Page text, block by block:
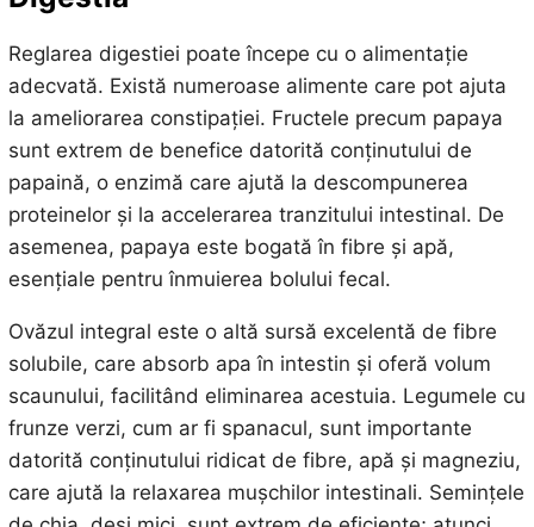
Reglarea digestiei poate începe cu o alimentație
adecvată. Există numeroase alimente care pot ajuta
la ameliorarea constipației. Fructele precum papaya
sunt extrem de benefice datorită conținutului de
papaină, o enzimă care ajută la descompunerea
proteinelor și la accelerarea tranzitului intestinal. De
asemenea, papaya este bogată în fibre și apă,
esențiale pentru înmuierea bolului fecal.
Ovăzul integral este o altă sursă excelentă de fibre
solubile, care absorb apa în intestin și oferă volum
scaunului, facilitând eliminarea acestuia. Legumele cu
frunze verzi, cum ar fi spanacul, sunt importante
datorită conținutului ridicat de fibre, apă și magneziu,
care ajută la relaxarea mușchilor intestinali. Semințele